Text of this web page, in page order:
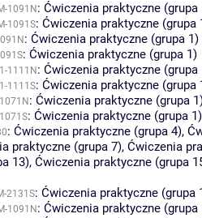
1091N : Ćwiczenia praktyczne (grupa
1091S: Ćwiczenia praktyczne (grupa
: Ćwiczenia praktyczne (grupa 1)
: Ćwiczenia praktyczne (grupa 1)
1111N : Ćwiczenia praktyczne (grupa
1111S: Ćwiczenia praktyczne (grupa
: Ćwiczenia praktyczne (grupa
: Ćwiczenia praktyczne (grupa 1)
: Ćwiczenia praktyczne (grupa 4),
praktyczne (grupa 7), Ćwiczenia
13), Ćwiczenia praktyczne (grupa
2131S: Ćwiczenia praktyczne (grupa
1091N : Ćwiczenia praktyczne (grupa